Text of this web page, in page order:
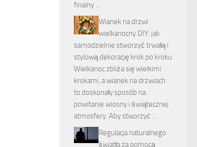
finalny …
Wianek na drzwi
wielkanocny DIY: jak
samodzielnie stworzyć trwałą i
stylową dekorację krok po kroku
Wielkanoc zbliża się wielkimi
krokami, a wianek na drzwiach
to doskonały sposób na
powitanie wiosny i świątecznej
atmosfery. Aby stworzyć …
Regulacja naturalnego
światła za pomocą